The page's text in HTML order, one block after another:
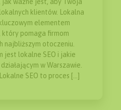
klientów. Lokalna
elementem
pomaga firmom
najbliższym otoczeniu.
jest lokalne SEO i jakie
w Warszawie.
SEO to proces […]